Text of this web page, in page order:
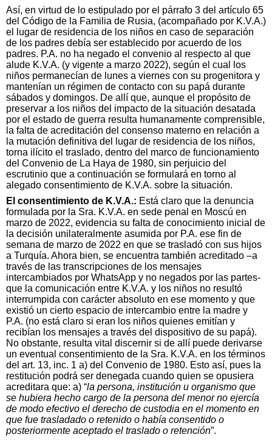
Así, en virtud de lo estipulado por el párrafo 3 del artículo 65
del Código de la Familia de Rusia, (acompañado por K.V.A.)
el lugar de residencia de los niños en caso de separación
de los padres debía ser establecido por acuerdo de los
padres. P.A. no ha negado el convenio al respecto al que
alude K.V.A. (y vigente a marzo 2022), según el cual los
niños permanecían de lunes a viernes con su progenitora y
mantenían un régimen de contacto con su papá durante
sábados y domingos. De allí que, aunque el propósito de
preservar a los niños del impacto de la situación desatada
por el estado de guerra resulta humanamente comprensible,
la falta de acreditación del consenso materno en relación a
la mutación definitiva del lugar de residencia de los niños,
torna ilícito el traslado, dentro del marco de funcionamiento
del Convenio de La Haya de 1980, sin perjuicio del
escrutinio que a continuación se formulará en torno al
alegado consentimiento de K.V.A. sobre la situación.
El consentimiento de K.V.A.: Está claro que la denuncia
formulada por la Sra. K.V.A. en sede penal en Moscú en
marzo de 2022, evidencia su falta de conocimiento inicial de
la decisión unilateralmente asumida por P.A. ese fin de
semana de marzo de 2022 en que se trasladó con sus hijos
a Turquía. Ahora bien, se encuentra también acreditado –a
través de las transcripciones de los mensajes
intercambiados por WhatsApp y no negados por las partes-
que la comunicación entre K.V.A. y los niños no resultó
interrumpida con carácter absoluto en ese momento y que
existió un cierto espacio de intercambio entre la madre y
P.A. (no está claro si eran los niños quienes emitían y
recibían los mensajes a través del dispositivo de su papá).
No obstante, resulta vital discernir si de allí puede derivarse
un eventual consentimiento de la Sra. K.V.A. en los términos
del art. 13, inc. 1 a) del Convenio de 1980. Esto así, pues la
restitución podrá ser denegada cuando quien se opusiera
acreditara que: a) “la persona, institución u organismo que
se hubiera hecho cargo de la persona del menor no ejercía
de modo efectivo el derecho de custodia en el momento en
que fue trasladado o retenido o había consentido o
posteriormente aceptado el traslado o retención”.